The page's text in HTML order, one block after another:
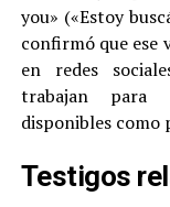
you» («Estoy
confirmó que ese
en redes
trabajan para
disponibles como
Testigos